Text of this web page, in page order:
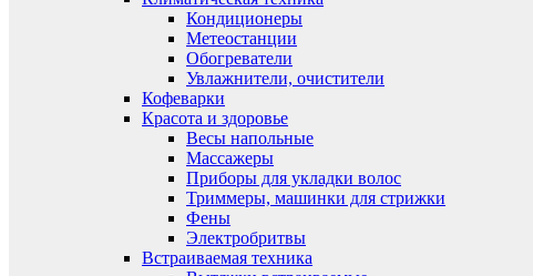
Кондиционеры
Метеостанции
Обогреватели
Увлажнители, очистители
Кофеварки
Красота и здоровье
Весы напольные
Массажеры
Приборы для укладки волос
Триммеры, машинки для стрижки
Фены
Электробритвы
Встраиваемая техника